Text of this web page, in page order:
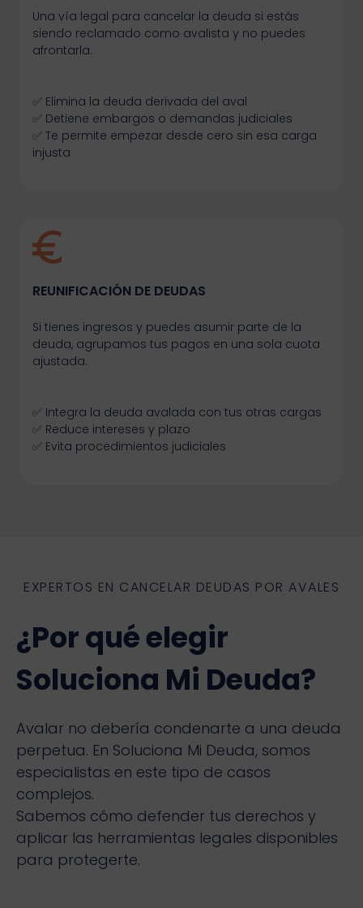
Una vía legal para cancelar la deuda si estás
siendo reclamado como avalista y no puedes
afrontarla.
✅ Elimina la deuda derivada del aval
✅ Detiene embargos o demandas judiciales
✅ Te permite empezar desde cero sin esa carga
injusta
REUNIFICACIÓN DE DEUDAS
Si tienes ingresos y puedes asumir parte de la
deuda, agrupamos tus pagos en una sola cuota
ajustada.
✅ Integra la deuda avalada con tus otras cargas
✅ Reduce intereses y plazo
✅ Evita procedimientos judiciales
EXPERTOS EN CANCELAR DEUDAS POR AVALES
¿Por qué elegir
Soluciona Mi Deuda?
Avalar no debería condenarte a una deuda
perpetua. En Soluciona Mi Deuda, somos
especialistas en este tipo de casos
complejos.
Sabemos cómo defender tus derechos y
aplicar las herramientas legales disponibles
para protegerte.